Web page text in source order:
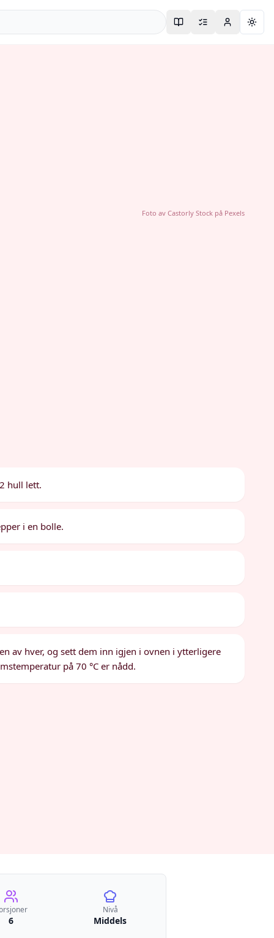
Foto av Castorly Stockpå Pexels
hull lett.
i en bolle.
av hver, og sett dem inn igjen i ovnen i ytterligere
på 70 °C er nådd.
6
Nivå
Middels